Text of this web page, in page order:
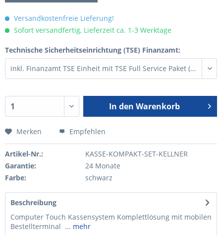
Versandkostenfreie Lieferung!
Sofort versandfertig, Lieferzeit ca. 1-3 Werktage
Technische Sicherheitseinrichtung (TSE) Finanzamt:
In den Warenkorb
Merken Empfehlen
Artikel-Nr.:
KASSE-KOMPAKT-SET-KELLNER
Garantie:
24 Monate
Farbe:
schwarz
Beschreibung
Computer Touch Kassensystem Komplettlösung mit mobilen
Bestellterminal ... mehr